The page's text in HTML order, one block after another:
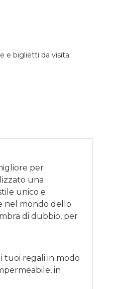
e biglietti da visita
per
una
unico e
nel mondo dello
di dubbio, per
tuoi regali in modo
in